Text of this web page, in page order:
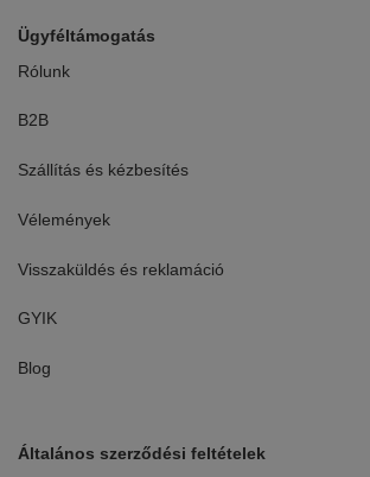
Ügyféltámogatás
Rólunk
B2B
Szállítás és kézbesítés
Vélemények
Visszaküldés és reklamáció
GYIK
Blog
Általános szerződési feltételek